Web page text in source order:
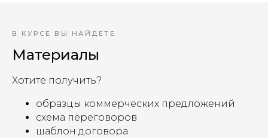
В КУРСЕ ВЫ НАЙДЕТЕ
Материалы
Хотите получить?
образцы коммерческих предложений
схема переговоров
шаблон договора